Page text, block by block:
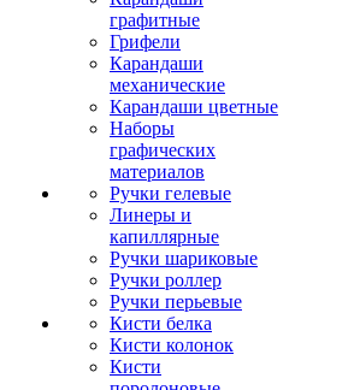
графитные
Грифели
Карандаши
механические
Карандаши цветные
Наборы
графических
материалов
Ручки гелевые
Линеры и
капиллярные
Ручки шариковые
Ручки роллер
Ручки перьевые
Кисти белка
Кисти колонок
Кисти